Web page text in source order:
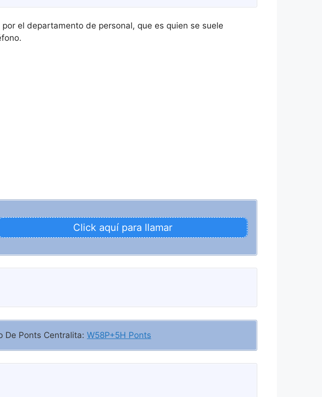
el departamento de personal, que es quien se suele
Click aquí para llamar
De Ponts Centralita: W58P+5H Ponts